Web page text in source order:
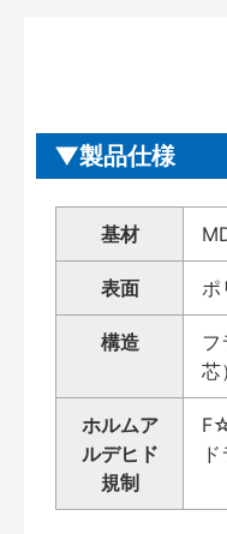
製品仕様
基材
表面 ポ
構造
フ
芯）
ホルムア
ルデヒド
規制